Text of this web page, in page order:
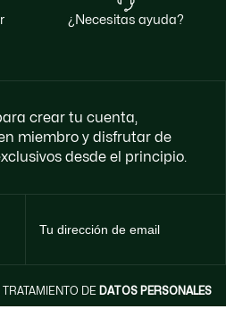
¿necesitas ayuda?
crear tu cuenta,
miembro y disfrutar de
desde el principio.
DE DATOS PERSONALES